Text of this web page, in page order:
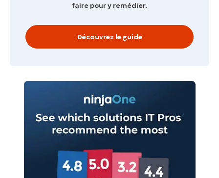
faire pour y remédier.
Découvrez le guide